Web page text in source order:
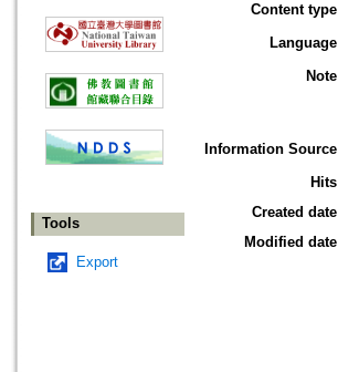
Tools
Export
Content type
Language
Note
Information Source
Hits
Created date
Modified date